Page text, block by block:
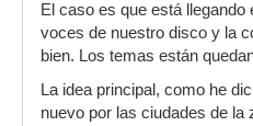
El caso es que está llegando
voces de nuestro disco y la
bien. Los temas están
La idea principal, como he
nuevo por las ciudades de la